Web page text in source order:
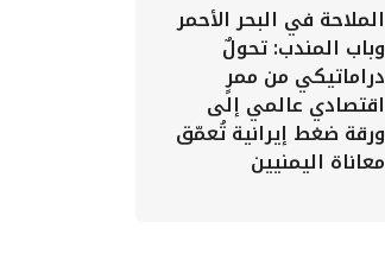
الملاحة في البحر الأحمر
وباب المندب: تحولٌ
دراماتيكي من ممرٍ
اقتصادي عالمي إلى
ورقة ضغط إيرانية تُعمّق
معاناة اليمنيين